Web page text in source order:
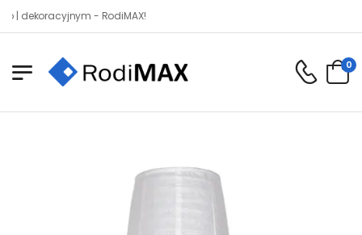
- RodiMAX!
0